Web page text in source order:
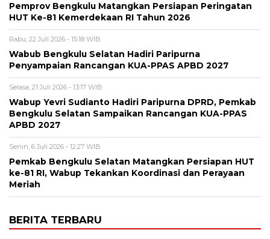
Pemprov Bengkulu Matangkan Persiapan Peringatan
HUT Ke-81 Kemerdekaan RI Tahun 2026
Rabu, 22 Juli 2026 - 15:18 WIB
Wabub Bengkulu Selatan Hadiri Paripurna
Penyampaian Rancangan KUA-PPAS APBD 2027
Selasa, 21 Juli 2026 - 13:17 WIB
Wabup Yevri Sudianto Hadiri Paripurna DPRD, Pemkab
Bengkulu Selatan Sampaikan Rancangan KUA-PPAS
APBD 2027
Senin, 6 Juli 2026 - 12:27 WIB
Pemkab Bengkulu Selatan Matangkan Persiapan HUT
ke-81 RI, Wabup Tekankan Koordinasi dan Perayaan
Meriah
BERITA TERBARU